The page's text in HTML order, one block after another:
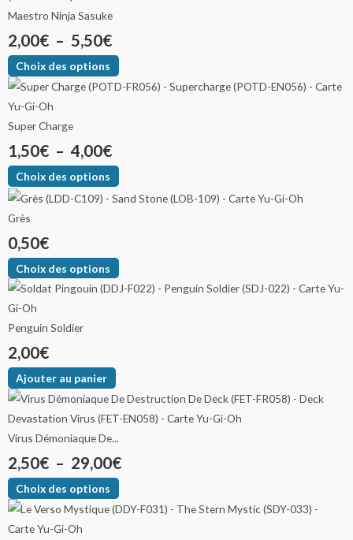
Maestro Ninja Sasuke
2,00€ – 5,50€
Choix des options
Super Charge
1,50€ – 4,00€
Choix des options
Grès
0,50€
Choix des options
Penguin Soldier
2,00€
Ajouter au panier
Virus Démoniaque De...
2,50€ – 29,00€
Choix des options